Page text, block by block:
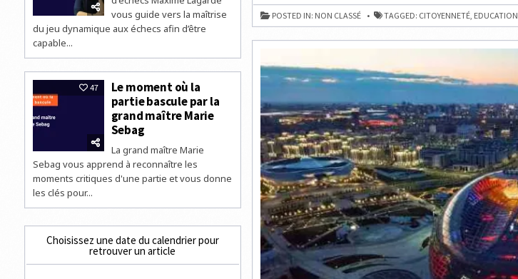
ÉCHECS
DE
LA
PRATIQUE
DES
POSTED IN: NON CLASSÉ TAGGED: CITOYENNETÉ, EDUCATION
vous guide vers la maîtrise
du jeu dynamique aux échecs afin d’être
capable...
47
Le moment où la
partie bascule par la
grand maître Marie
Sebag
La grand maître Marie
Sebag vous apprend à reconnaître les
moments critiques d'une partie et vous donne
les clés pour...
Choisissez une date du calendrier pour
retrouver un article